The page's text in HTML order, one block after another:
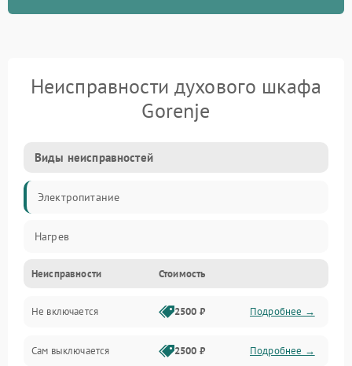
Неисправности духового шкафа
Gorenje
Виды неисправностей
Электропитание
Нагрев
Неисправности Стоимость
Не включается 2500 ₽ Подробнее →
Сам выключается 2500 ₽ Подробнее →